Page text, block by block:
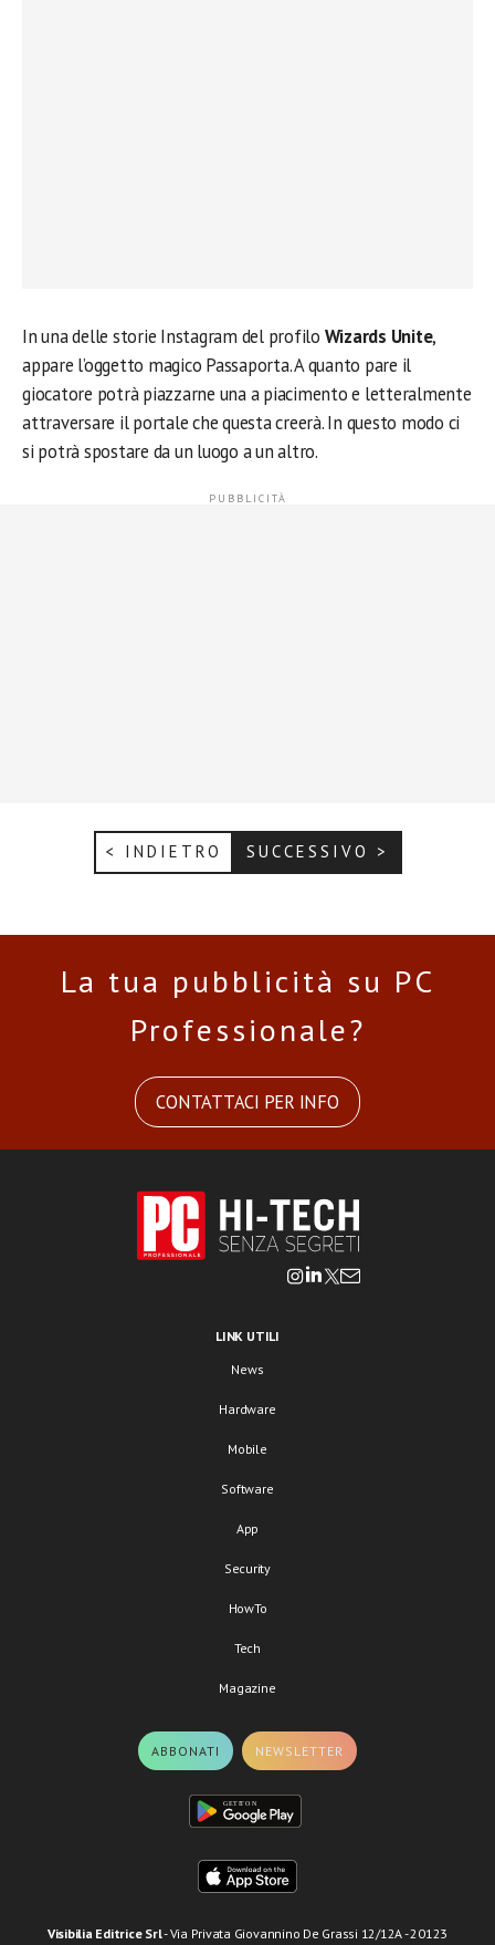
In una delle storie Instagram del profilo Wizards Unite,
appare l’oggetto magico Passaporta. A quanto pare il
giocatore potrà piazzarne una a piacimento e letteralmente
attraversare il portale che questa creerà. In questo modo ci
si potrà spostare da un luogo a un altro.
< INDIETRO SUCCESSIVO >
La tua pubblicità su PC
Professionale?
CONTATTACI PER INFO
LINK UTILI
News
Hardware
Mobile
Software
App
Security
HowTo
Tech
Magazine
ABBONATI NEWSLETTER
Visibilia Editrice Srl- Via Privata Giovannino De Grassi 12/12A - 20123